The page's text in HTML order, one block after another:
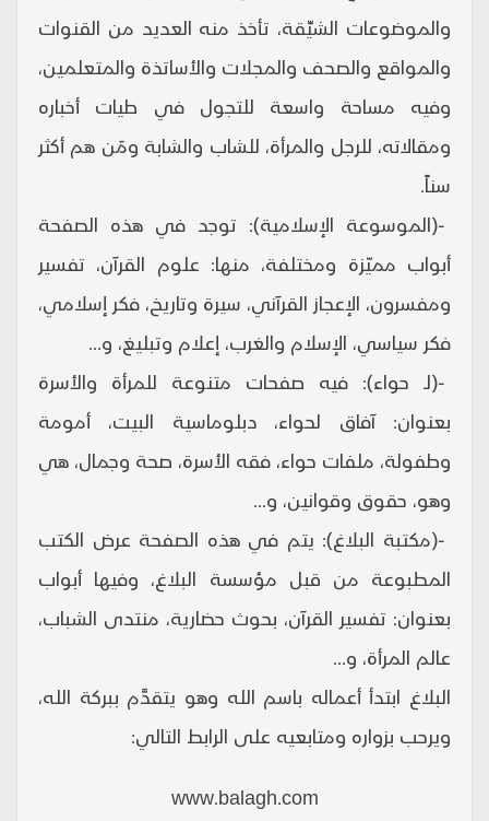
والموضوعات الشيِّقة، تأخذ منه العديد من القنوات
والمواقع والصحف والمجلات والأساتذة والمتعلمين،
وفيه مساحة واسعة للتجول في طيات أخباره
ومقالاته، للرجل والمرأة، للشاب والشابة ومَن هم أكثر
سناً.
-(الموسوعة الإسلامية): توجد في هذه الصفحة
أبواب مميّزة ومختلفة، منها: علوم القرآن، تفسير
ومفسرون، الإعجاز القرآني، سيرة وتاريخ، فكر إسلامي،
فكر سياسي، الإسلام والغرب، إعلام وتبليغ، و...
-(لـ حواء): فيه صفحات متنوعة للمرأة والأسرة
بعنوان: آفاق لحواء، دبلوماسية البيت، أمومة
وطفولة، ملفات حواء، فقه الأسرة، صحة وجمال، هي
وهو، حقوق وقوانين، و...
-(مكتبة البلاغ): يتم في هذه الصفحة عرض الكتب
المطبوعة من قبل مؤسسة البلاغ، وفيها أبواب
بعنوان: تفسير القرآن، بحوث حضارية، منتدى الشباب،
عالم المرأة، و...
البلاغ ابتدأ أعماله باسم الله وهو يتقدَّم ببركة الله،
ويرحب بزواره ومتابعيه على الرابط التالي:
www.balagh.com